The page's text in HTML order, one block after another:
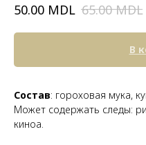
50.00 MDL 65.00 MDL
В
Состав: гороховая мука,
Может содержать следы:
киноа.